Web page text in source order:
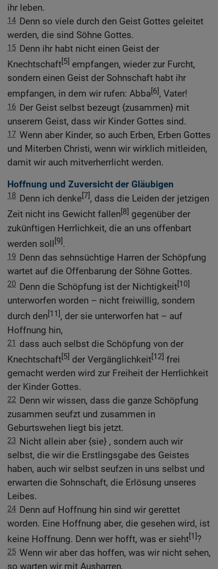
ihr leben.
14 Denn so viele durch den Geist Gottes geleitet
werden, die sind Söhne Gottes.
15 Denn ihr habt nicht einen Geist der
Knechtschaft[5] empfangen, wieder zur Furcht,
sondern einen Geist der Sohnschaft habt ihr
empfangen, in dem wir rufen: Abba[6], Vater!
16 Der Geist selbst bezeugt {zusammen} mit
unserem Geist, dass wir Kinder Gottes sind.
17 Wenn aber Kinder, so auch Erben, Erben Gottes
und Miterben Christi, wenn wir wirklich mitleiden,
damit wir auch mitverherrlicht werden.
Hoffnung und Zuversicht der Gläubigen
18 Denn ich denke[7], dass die Leiden der jetzigen
Zeit nicht ins Gewicht fallen[8] gegenüber der
zukünftigen Herrlichkeit, die an uns offenbart
werden soll [9].
19 Denn das sehnsüchtige Harren der Schöpfung
wartet auf die Offenbarung der Söhne Gottes.
20 Denn die Schöpfung ist der Nichtigkeit[10]
unterworfen worden – nicht freiwillig, sondern
durch den[11], der sie unterworfen hat – auf
Hoffnung hin,
21 dass auch selbst die Schöpfung von der
Knechtschaft[5] der Vergänglichkeit[12] frei
gemacht werden wird zur Freiheit der Herrlichkeit
der Kinder Gottes.
22 Denn wir wissen, dass die ganze Schöpfung
zusammen seufzt und zusammen in
Geburtswehen liegt bis jetzt.
23 Nicht allein aber {sie} , sondern auch wir
selbst, die wir die Erstlingsgabe des Geistes
haben, auch wir selbst seufzen in uns selbst und
erwarten die Sohnschaft, die Erlösung unseres
Leibes.
24 Denn auf Hoffnung hin sind wir gerettet
worden. Eine Hoffnung aber, die gesehen wird, ist
keine Hoffnung. Denn wer hofft, was er sieht[1]?
25 Wenn wir aber das hoffen, was wir nicht sehen,
so warten wir mit Ausharren.